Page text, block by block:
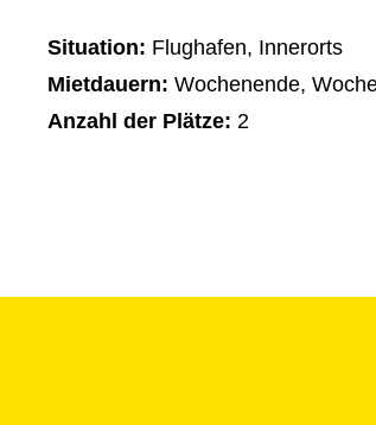
Situation: Flughafen, Innerorts
Mietdauern: Wochenende,
Anzahl der Plätze: 2